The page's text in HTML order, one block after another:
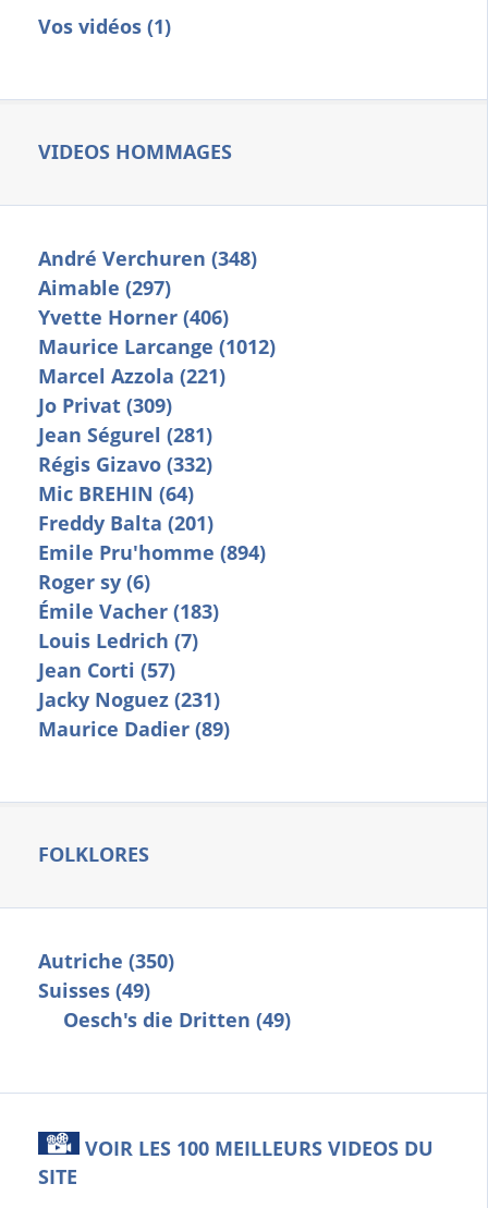
Vos vidéos (1)
VIDEOS HOMMAGES
André Verchuren (348)
Aimable (297)
Yvette Horner (406)
Maurice Larcange (1012)
Marcel Azzola (221)
Jo Privat (309)
Jean Ségurel (281)
Régis Gizavo (332)
Mic BREHIN (64)
Freddy Balta (201)
Emile Pru'homme (894)
Roger sy (6)
Émile Vacher (183)
Louis Ledrich (7)
Jean Corti (57)
Jacky Noguez (231)
Maurice Dadier (89)
FOLKLORES
Autriche (350)
Suisses (49)
Oesch's die Dritten (49)
VOIR LES 100 MEILLEURS VIDEOS DU
SITE